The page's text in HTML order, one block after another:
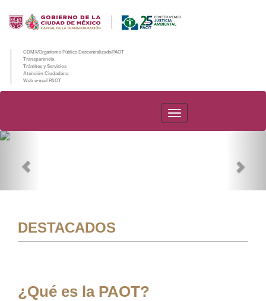
CDMX/Organismo Público Descentralizado/PAOT
Transparencia
Trámites y Servicios
Atención Ciudadana
Web e-mail PAOT
PAOT
DESTACADOS
¿Qué es la PAOT?